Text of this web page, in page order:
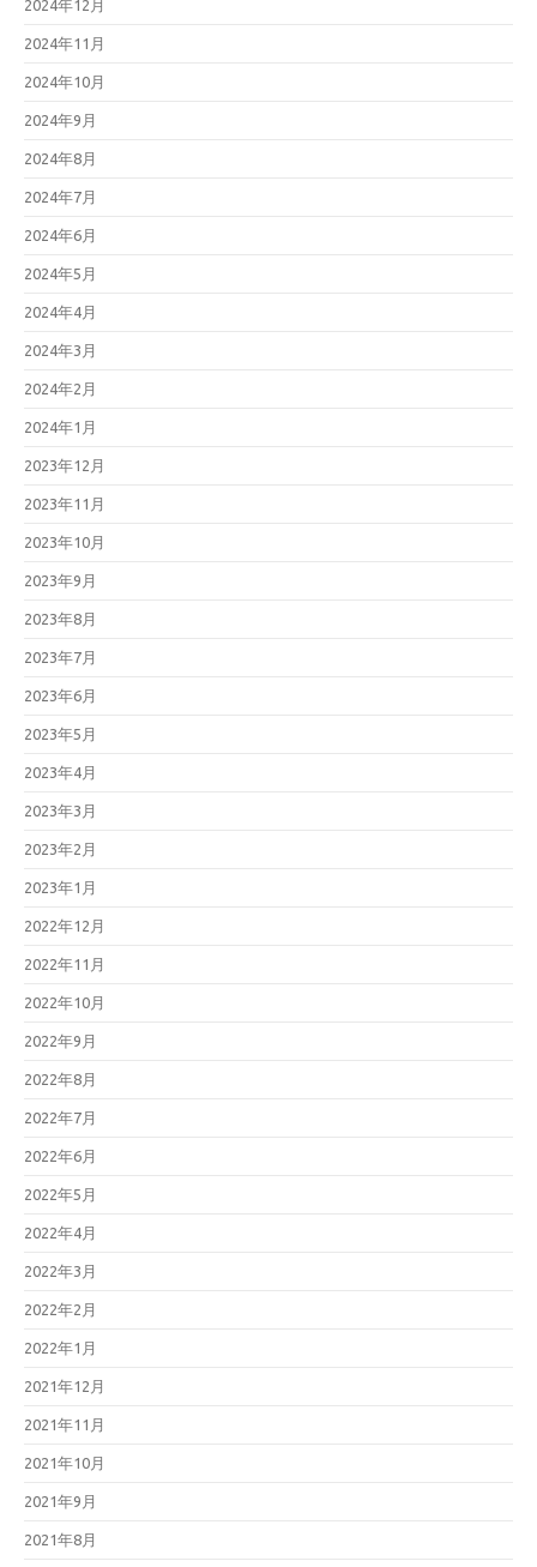
2024年12月
2024年11月
2024年10月
2024年9月
2024年8月
2024年7月
2024年6月
2024年5月
2024年4月
2024年3月
2024年2月
2024年1月
2023年12月
2023年11月
2023年10月
2023年9月
2023年8月
2023年7月
2023年6月
2023年5月
2023年4月
2023年3月
2023年2月
2023年1月
2022年12月
2022年11月
2022年10月
2022年9月
2022年8月
2022年7月
2022年6月
2022年5月
2022年4月
2022年3月
2022年2月
2022年1月
2021年12月
2021年11月
2021年10月
2021年9月
2021年8月